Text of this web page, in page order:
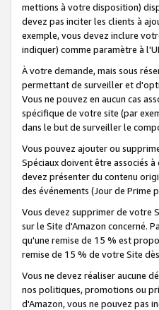
mettions à votre disposition)
devez pas inciter les clients à
exemple, vous devez inclure
indiquer) comme paramètre à
À votre demande, mais sous
permettant de surveiller et
Vous ne pouvez en aucun cas
spécifique de votre site (par
dans le but de surveiller le
Vous pouvez ajouter ou
Spéciaux doivent être associés
devez présenter du contenu
des événements (Jour de Prime
Vous devez supprimer de votre
sur le Site d'Amazon concerné.
qu'une remise de 15 % est
remise de 15 % de votre Site
Vous ne devez réaliser aucune
nos politiques, promotions ou
d'Amazon, vous ne pouvez pas